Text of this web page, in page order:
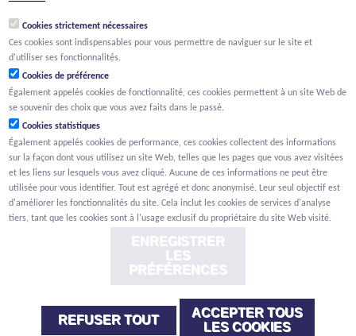
TVA BE 0466.256.432
RPM Anvers, département Malines
Renonciation Privacy Cookies Signalement des lanceurs d'alerte
Cookies strictement nécessaires
Ces cookies sont indispensables pour vous permettre de naviguer sur le site et
d'utiliser ses fonctionnalités.
Cookies de préférence
Également appelés cookies de fonctionnalité, ces cookies permettent à un site Web de
se souvenir des choix que vous avez faits dans le passé.
Cookies statistiques
Également appelés cookies de performance, ces cookies collectent des informations
sur la façon dont vous utilisez un site Web, telles que les pages que vous avez visitées
et les liens sur lesquels vous avez cliqué. Aucune de ces informations ne peut être
utilisée pour vous identifier. Tout est agrégé et donc anonymisé. Leur seul objectif est
d'améliorer les fonctionnalités du site. Cela inclut les cookies de services d'analyse
tiers, tant que les cookies sont à l'usage exclusif du propriétaire du site Web visité.
ENREGISTRER
LES
PRÉFÉRENCES
REFUSER TOUT
ACCEPTER TOUS
LES COOKIES